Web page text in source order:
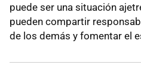
puede ser una situación
pueden compartir
de los demás y fomentar el